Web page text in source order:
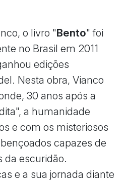
o livro "Bento" foi
no Brasil em 2011
edições
Nesta obra, Vianco
30 anos após a
a humanidade
e com os misteriosos
capazes de
da escuridão.
e a sua jornada diante